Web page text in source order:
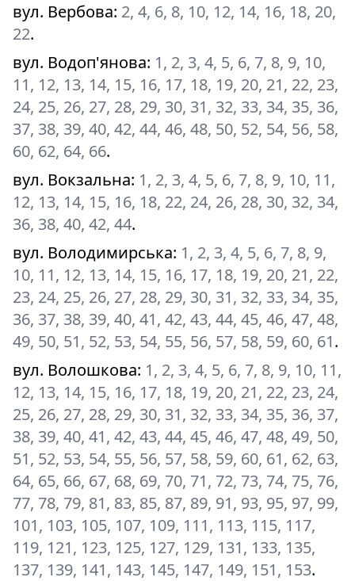
вул. Вербова: 2, 4, 6, 8, 10, 12, 14, 16, 18, 20,
22.
вул. Водоп'янова: 1, 2, 3, 4, 5, 6, 7, 8, 9, 10,
11, 12, 13, 14, 15, 16, 17, 18, 19, 20, 21, 22, 23,
24, 25, 26, 27, 28, 29, 30, 31, 32, 33, 34, 35, 36,
37, 38, 39, 40, 42, 44, 46, 48, 50, 52, 54, 56, 58,
60, 62, 64, 66.
вул. Вокзальна: 1, 2, 3, 4, 5, 6, 7, 8, 9, 10, 11,
12, 13, 14, 15, 16, 18, 22, 24, 26, 28, 30, 32, 34,
36, 38, 40, 42, 44.
вул. Володимирська: 1, 2, 3, 4, 5, 6, 7, 8, 9,
10, 11, 12, 13, 14, 15, 16, 17, 18, 19, 20, 21, 22,
23, 24, 25, 26, 27, 28, 29, 30, 31, 32, 33, 34, 35,
36, 37, 38, 39, 40, 41, 42, 43, 44, 45, 46, 47, 48,
49, 50, 51, 52, 53, 54, 55, 56, 57, 58, 59, 60, 61.
вул. Волошкова: 1, 2, 3, 4, 5, 6, 7, 8, 9, 10, 11,
12, 13, 14, 15, 16, 17, 18, 19, 20, 21, 22, 23, 24,
25, 26, 27, 28, 29, 30, 31, 32, 33, 34, 35, 36, 37,
38, 39, 40, 41, 42, 43, 44, 45, 46, 47, 48, 49, 50,
51, 52, 53, 54, 55, 56, 57, 58, 59, 60, 61, 62, 63,
64, 65, 66, 67, 68, 69, 70, 71, 72, 73, 74, 75, 76,
77, 78, 79, 81, 83, 85, 87, 89, 91, 93, 95, 97, 99,
101, 103, 105, 107, 109, 111, 113, 115, 117,
119, 121, 123, 125, 127, 129, 131, 133, 135,
137, 139, 141, 143, 145, 147, 149, 151, 153.